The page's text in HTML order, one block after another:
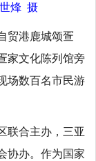
烽 摄
贸港鹿城颂疍
家文化陈列馆旁
场数百名市民游
联合主办，三亚
协办。作为国家